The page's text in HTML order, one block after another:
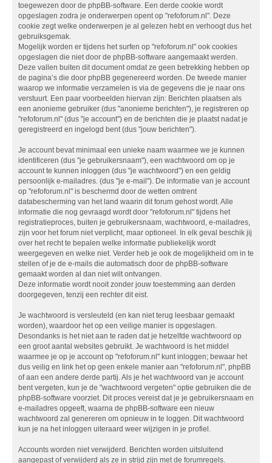
toegewezen door de phpBB-software. Een derde cookie wordt
opgeslagen zodra je onderwerpen opent op "refoforum.nl". Deze
cookie zegt welke onderwerpen je al gelezen hebt en verhoogt dus het
gebruiksgemak.
Mogelijk worden er tijdens het surfen op "refoforum.nl" ook cookies
opgeslagen die niet door de phpBB-software aangemaakt werden.
Deze vallen buiten dit document omdat ze geen betrekking hebben op
de pagina’s die door phpBB gegenereerd worden. De tweede manier
waarop we informatie verzamelen is via de gegevens die je naar ons
verstuurt. Een paar voorbeelden hiervan zijn: Berichten plaatsen als
een anonieme gebruiker (dus "anonieme berichten"), je registreren op
"refoforum.nl" (dus "je account") en de berichten die je plaatst nadat je
geregistreerd en ingelogd bent (dus "jouw berichten").
Je account bevat minimaal een unieke naam waarmee we je kunnen
identificeren (dus "je gebruikersnaam"), een wachtwoord om op je
account te kunnen inloggen (dus "je wachtwoord") en een geldig
persoonlijk e-mailadres. (dus "je e-mail"). De informatie van je account
op "refoforum.nl" is beschermd door de wetten omtrent
databescherming van het land waarin dit forum gehost wordt. Alle
informatie die nog gevraagd wordt door "refoforum.nl" tijdens het
registratieproces, buiten je gebruikersnaam, wachtwoord, e-mailadres,
zijn voor het forum niet verplicht, maar optioneel. In elk geval beschik jij
over het recht te bepalen welke informatie publiekelijk wordt
weergegeven en welke niet. Verder heb je ook de mogelijkheid om in te
stellen of je de e-mails die automatisch door de phpBB-software
gemaakt worden al dan niet wilt ontvangen.
Deze informatie wordt nooit zonder jouw toestemming aan derden
doorgegeven, tenzij een rechter dit eist.
Je wachtwoord is versleuteld (en kan niet terug leesbaar gemaakt
worden), waardoor het op een veilige manier is opgeslagen.
Desondanks is het niet aan te raden dat je hetzelfde wachtwoord op
een groot aantal websites gebruikt. Je wachtwoord is het middel
waarmee je op je account op "refoforum.nl" kunt inloggen; bewaar het
dus veilig en link het op geen enkele manier aan "refoforum.nl", phpBB
of aan een andere derde partij. Als je het wachtwoord van je account
bent vergeten, kun je de "wachtwoord vergeten" optie gebruiken die de
phpBB-software voorziet. Dit proces vereist dat je je gebruikersnaam en
e-mailadres opgeeft, waarna de phpBB-software een nieuw
wachtwoord zal genereren om opnieuw in te loggen. Dit wachtwoord
kun je na het inloggen uiteraard weer wijzigen in je profiel.
Accounts worden niet verwijderd. Berichten worden uitsluitend
aangepast of verwijderd als ze in strijd zijn met de forumregels.